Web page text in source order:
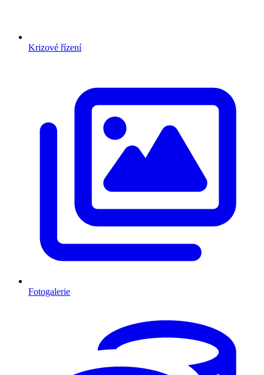
Krizové řízení
Fotogalerie